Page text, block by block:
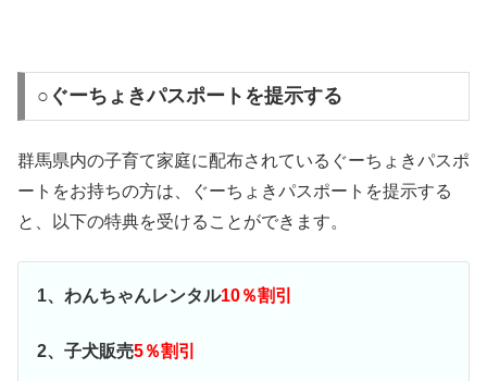
○ぐーちょきパスポートを提示する
群馬県内の子育て家庭に配布されているぐーちょきパスポ
ートをお持ちの方は、ぐーちょきパスポートを提示する
と、以下の特典を受けることができます。
1、わんちゃんレンタル10％割引
2、子犬販売5％割引